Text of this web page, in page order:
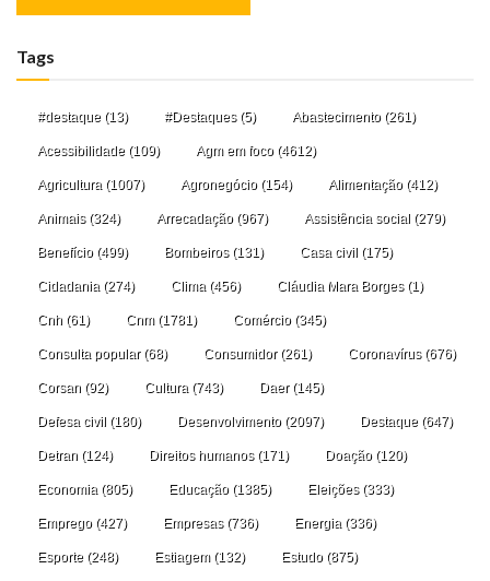
Tags
#destaque (13) #Destaques(5) Abastecimento(261)
Acessibilidade (109) Agm em foco(4612)
Agricultura (1007) Agronegócio(154) Alimentação(412)
Animais(324) Arrecadação(967) Assistência social (279)
Benefício(499) Bombeiros(131) Casa civil (175)
Cidadania (274) Clima (456) Cláudia Mara Borges(1)
Cnh (61) Cnm(1781) Comércio(345)
Consulta popular(68) Consumidor(261) Coronavírus(676)
Corsan (92) Cultura (743) Daer(145)
Defesa civil (180) Desenvolvimento(2097) Destaque (647)
Detran (124) Direitos humanos(171) Doação(120)
Economia (805) Educação(1385) Eleições(333)
Emprego(427) Empresas(736) Energia (336)
Esporte (248) Estiagem(132) Estudo(875)